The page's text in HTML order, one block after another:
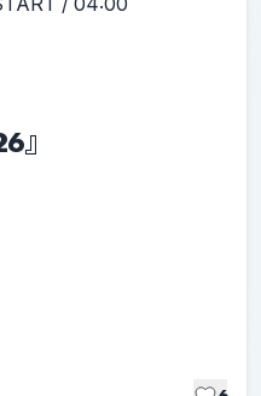
』